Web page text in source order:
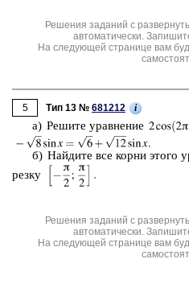
Решения заданий с
автоматически.
На следующей странице вам
5 Тип 13 № 681212 i
а) Ре­ши­те урав­не­ние
б) Най­ди­те все корни этого
рез­ку
Решения заданий с
автоматически.
На следующей странице вам